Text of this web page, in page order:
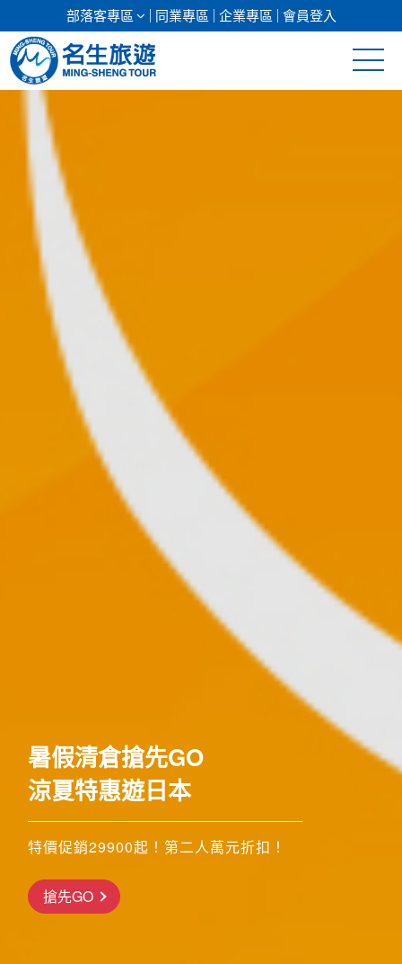
部落客專區 同業專區 企業專區 會員登入
清倉促銷
日本專館
郵輪假期
海島假期
韓國
東南亞
美加紐澳
暑假清倉搶先GO
涼夏特惠遊日本
特價促銷29900起！第二人萬元折扣！
搶先GO